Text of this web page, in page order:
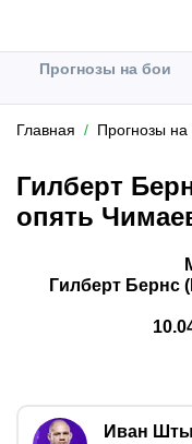
Прогнозы на бои
Главная Прогнозы на
Гилберт
опять
Гилберт Бернс
Иван